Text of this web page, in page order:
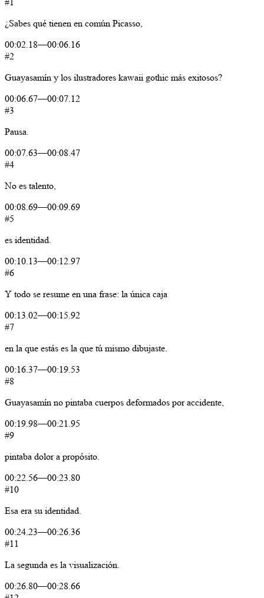
¿Sabes qué tienen en común Picasso,
00:02.18—00:06.16
#2
Guayasamín y los ilustradores kawaii gothic más exitosos?
00:06.67—00:07.12
#3
Pausa.
00:07.63—00:08.47
#4
No es talento,
00:08.69—00:09.69
#5
es identidad.
00:10.13—00:12.97
#6
Y todo se resume en una frase: la única caja
00:13.02—00:15.92
#7
en la que estás es la que tú mismo dibujaste.
00:16.37—00:19.53
#8
Guayasamín no pintaba cuerpos deformados por accidente,
00:19.98—00:21.95
#9
pintaba dolor a propósito.
00:22.56—00:23.80
#10
Esa era su identidad.
00:24.23—00:26.36
#11
La segunda es la visualización.
00:26.80—00:28.66